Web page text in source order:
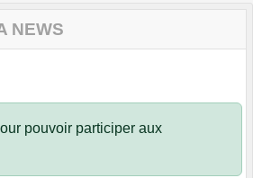
NEWS
pouvoir participer aux